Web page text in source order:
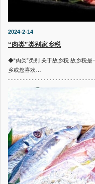
2024-2-14
“肉类”类别家乡税
◆“肉类”类别 关于故乡税 故乡税是
乡或您喜欢…